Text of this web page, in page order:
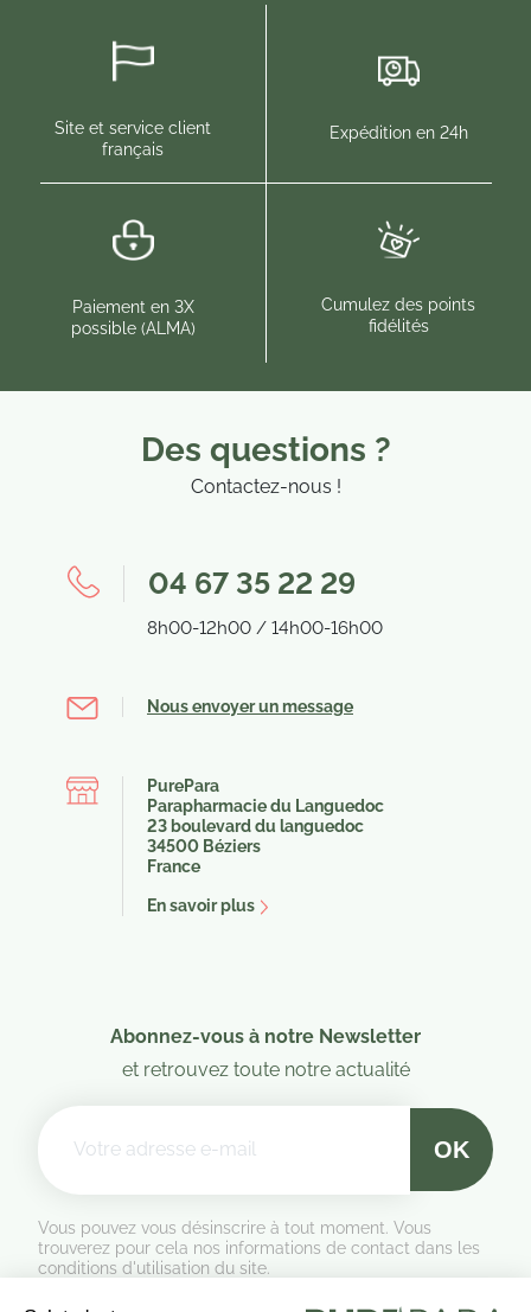
(3 avis)
Site et service client
français
Expédition en 24h
Paiement en 3X
possible (ALMA)
Cumulez des points
fidélités
Des questions ?
Contactez-nous !
04 67 35 22 29
8h00-12h00 / 14h00-16h00
Nous envoyer un message
PurePara
Parapharmacie du Languedoc
23 boulevard du languedoc
34500 Béziers
France
En savoir plus
Abonnez-vous à notre Newsletter
et retrouvez toute notre actualité
Vous pouvez vous désinscrire à tout moment. Vous
trouverez pour cela nos informations de contact dans les
conditions d'utilisation du site.